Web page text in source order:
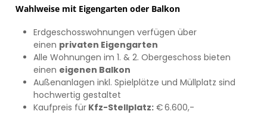
Wahlweise mit Eigengarten oder Balkon
Erdgeschosswohnungen verfügen über
einen privaten Eigengarten
Alle Wohnungen im 1. & 2. Obergeschoss bieten
einen eigenen Balkon
Außenanlagen inkl. Spielplätze und Müllplatz sind
hochwertig gestaltet
Kaufpreis fürKfz-Stellplatz:€ 6.600,-